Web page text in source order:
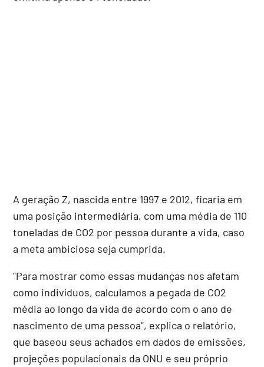
A geração Z, nascida entre 1997 e 2012, ficaria em
uma posição intermediária, com uma média de 110
toneladas de CO2 por pessoa durante a vida, caso
a meta ambiciosa seja cumprida.
"Para mostrar como essas mudanças nos afetam
como indivíduos, calculamos a pegada de CO2
média ao longo da vida de acordo com o ano de
nascimento de uma pessoa", explica o relatório,
que baseou seus achados em dados de emissões,
projeções populacionais da ONU e seu próprio